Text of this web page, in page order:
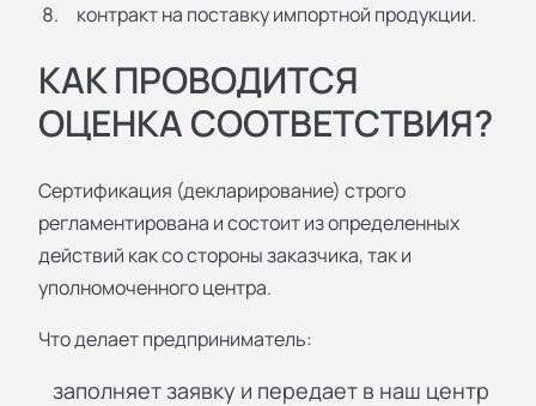
контракт на поставку импортной продукции.
КАК ПРОВОДИТСЯ
ОЦЕНКА СООТВЕТСТВИЯ?
Сертификация (декларирование) строго
регламентирована и состоит из определенных
действий как со стороны заказчика, так и
уполномоченного центра.
Что делает предприниматель:
заполняет заявку и передает в наш центр